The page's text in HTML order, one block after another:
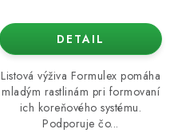
DETAIL
Listová výživa Formulex pomáha
mladým rastlinám pri formovaní
ich koreňového systému.
Podporuje čo...